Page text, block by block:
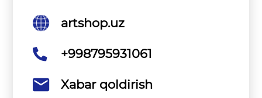
artshop.uz
+998795931061
Xabar qoldirish